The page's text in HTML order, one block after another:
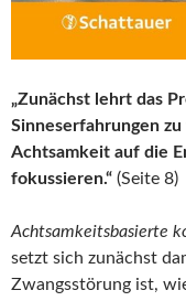
„Zunächst lehrt das
Sinneserfahrungen
Achtsamkeit auf die
fokussieren.“ (Seite 8)
Achtsamkeitsbasierte
setzt sich zunächst
Zwangsstörung ist,